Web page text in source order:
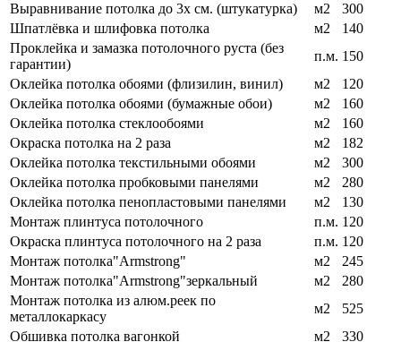
Выравнивание потолка до 3х см. (штукатурка)
м2
300
Шпатлёвка и шлифовка потолка
м2
140
Проклейка и замазка потолочного руста (без
гарантии)
п.м. 150
Оклейка потолка обоями (флизилин, винил)
м2
120
Оклейка потолка обоями (бумажные обои)
м2
160
Оклейка потолка стеклообоями
м2
160
Окраска потолка на 2 раза
м2
182
Оклейка потолка текстильными обоями
м2
300
Оклейка потолка пробковыми панелями
м2
280
Оклейка потолка пенопластовыми панелями
м2
130
Монтаж плинтуса потолочного
п.м. 120
Окраска плинтуса потолочного на 2 раза
п.м. 120
Монтаж потолка"Armstrong"
м2
245
Монтаж потолка"Armstrong"зеркальный
м2
280
Монтаж потолка из алюм.реек по
металлокаркасу
м2
525
Обшивка потолка вагонкой
м2
330